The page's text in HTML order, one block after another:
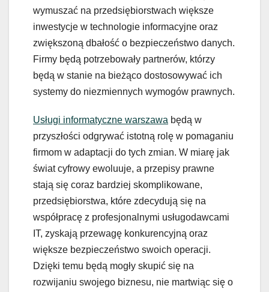
wymuszać na przedsiębiorstwach większe
inwestycje w technologie informacyjne oraz
zwiększoną dbałość o bezpieczeństwo danych.
Firmy będą potrzebowały partnerów, którzy
będą w stanie na bieżąco dostosowywać ich
systemy do niezmiennych wymogów prawnych.
Usługi informatyczne warszawa będą w
przyszłości odgrywać istotną rolę w pomaganiu
firmom w adaptacji do tych zmian. W miarę jak
świat cyfrowy ewoluuje, a przepisy prawne
stają się coraz bardziej skomplikowane,
przedsiębiorstwa, które zdecydują się na
współpracę z profesjonalnymi usługodawcami
IT, zyskają przewagę konkurencyjną oraz
większe bezpieczeństwo swoich operacji.
Dzięki temu będą mogły skupić się na
rozwijaniu swojego biznesu, nie martwiąc się o